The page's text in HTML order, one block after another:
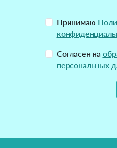
Принимаю
Согласен на
персональных